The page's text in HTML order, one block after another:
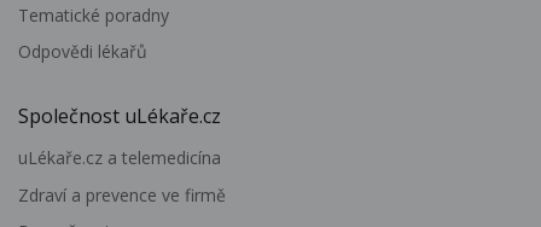
Tematické poradny
Odpovědi lékařů
Společnost uLékaře.cz
uLékaře.cz a telemedicína
Zdraví a prevence ve firmě